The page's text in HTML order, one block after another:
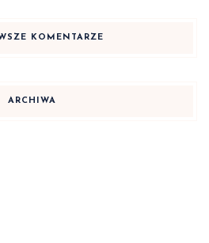
KOMENTARZE
ARCHIWA